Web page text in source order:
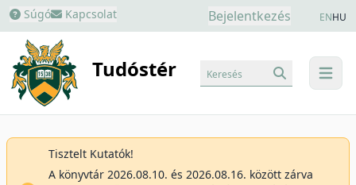
Súgó Kapcsolat Bejelentkezés ENHU
Tudóstér menu
Keresés
Tisztelt Kutatók!
A könyvtár 2026.08.10. és 2026.08.16. között zárva